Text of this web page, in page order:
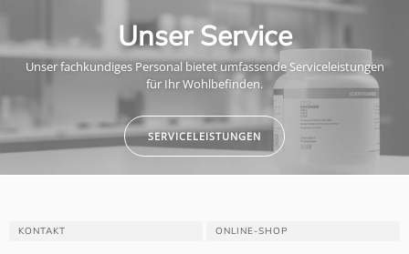
Unser Service
Unser fachkundiges Personal bietet umfassende Serviceleistungen
für Ihr Wohlbefinden.
SERVICELEISTUNGEN
KONTAKT ONLINE-SHOP